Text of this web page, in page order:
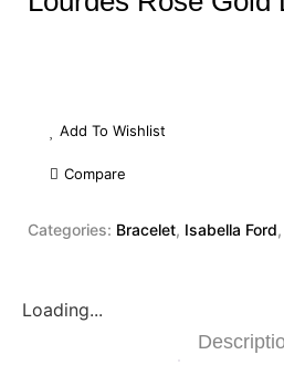
Add To Wishlist
Compare
Categories: Bracelet, Isabella Ford,
Loading...